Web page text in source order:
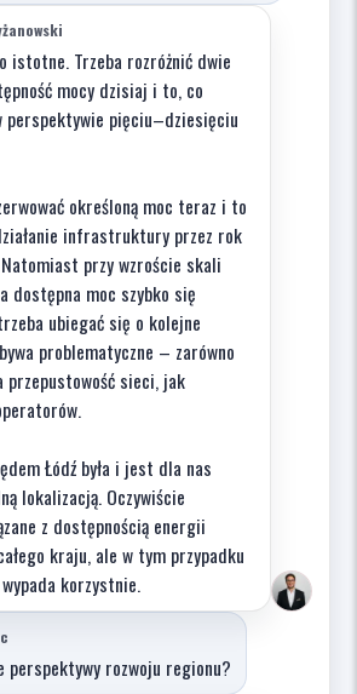
istotne. Trzeba rozróżnić dwie
mocy dzisiaj i to, co
perspektywie pięciu–dziesięciu
określoną moc teraz i to
infrastruktury przez rok
przy wzroście skali
dostępna moc szybko się
ubiegać się o kolejne
problematyczne – zarówno
przepustowość sieci, jak
Łódź była i jest dla nas
lokalizacją. Oczywiście
z dostępnością energii
kraju, ale w tym przypadku
korzystnie.
perspektywy rozwoju regionu?